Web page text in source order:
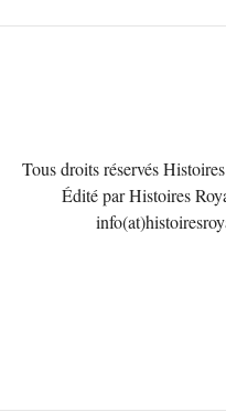
Tous droits réservés
Édité par Histoires